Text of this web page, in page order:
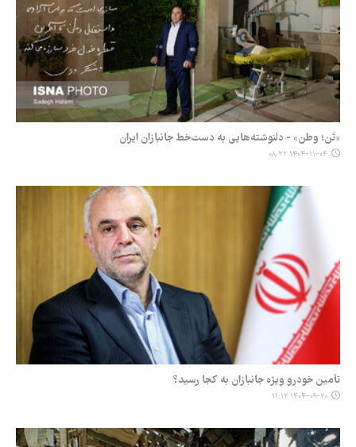
«تَن؛ وطن» - دلنوشته‌هایی به دست‌خط جانبازان ایران
۱۴۰۴-۱۱-۰۴ ۰۸:۳۲
تأمین خودرو ویژه جانبازان به کجا رسید؟
۱۴۰۴-۰۹-۲۰ ۱۱:۱۲